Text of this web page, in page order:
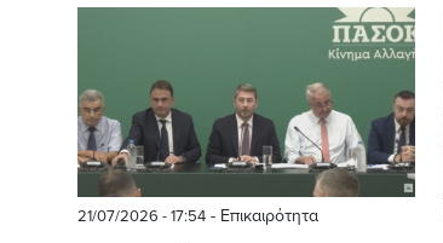
21/07/2026 - 17:54 - Επικαιρότητα